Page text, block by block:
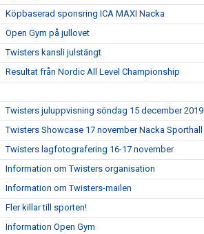
Köpbaserad sponsring ICA MAXI Nacka
Open Gym på jullovet
Twisters kansli julstängt
Resultat från Nordic All Level Championship
Twisters juluppvisning söndag 15 december 2019
Twisters Showcase 17 november Nacka Sporthall
Twisters lagfotografering 16-17 november
Information om Twisters organisation
Information om Twisters-mailen
Fler killar till sporten!
Information Open Gym